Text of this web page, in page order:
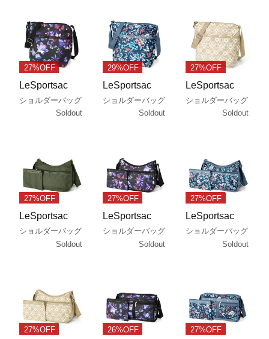
27%OFF
LeSportsac
ショルダーバッグ
Soldout
29%OFF
LeSportsac
ショルダーバッグ
Soldout
27%OFF
LeSportsac
ショルダーバッグ
Soldout
27%OFF
LeSportsac
ショルダーバッグ
Soldout
27%OFF
LeSportsac
ショルダーバッグ
Soldout
27%OFF
LeSportsac
ショルダーバッグ
Soldout
27%OFF 26%OFF 27%OFF